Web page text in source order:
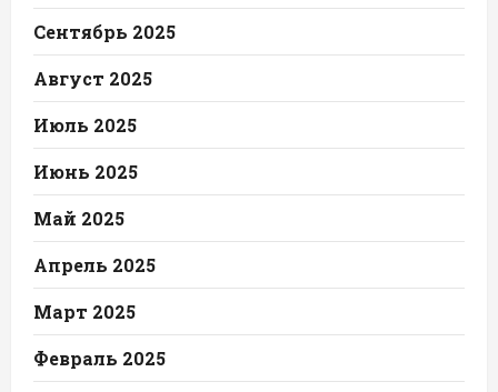
Сентябрь 2025
Август 2025
Июль 2025
Июнь 2025
Май 2025
Апрель 2025
Март 2025
Февраль 2025